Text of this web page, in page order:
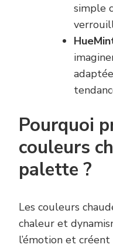
simple
Pourquoi
couleurs
palette ?
Les couleurs
chaleur et
l’émotion et